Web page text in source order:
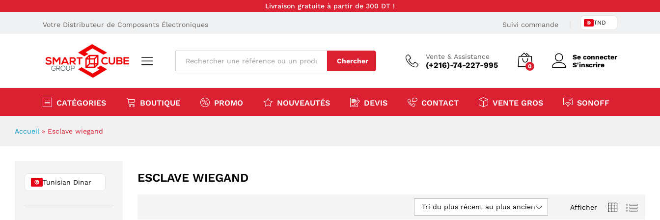
Livraison gratuite à partir de 300 DT !
Votre Distributeur de Composants Électroniques Suivi commande TND
Tout Chercher
Vente & Assistance
(+216)-74-227-995 0
Se connecter
S'inscrire
CATÉGORIES BOUTIQUE PROMO NOUVEAUTÉS DEVIS CONTACT VENTE GROS SONOFF
Accueil » Esclave wiegand
ESCLAVE WIEGAND
Afficher
Tri du plus récent au plus ancien
Tunisian Dinar